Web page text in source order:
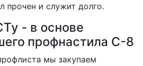
прочен и служит долго.
- в основе
профнастила C-8
мы закупаем